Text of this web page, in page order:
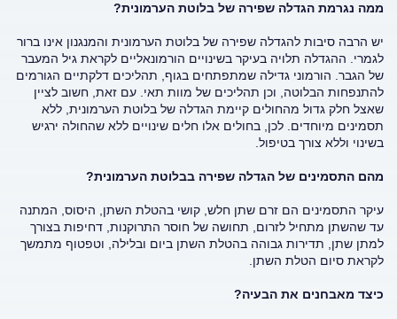
ממה נגרמת הגדלה שפירה של בלוטת הערמונית?
יש הרבה סיבות להגדלה שפירה של בלוטת הערמונית והמנגנון אינו ברור
לגמרי. ההגדלה תלויה בעיקר בשינויים הורמונאליים לקראת גיל המעבר
של הגבר. הורמוני גדילה שמתפתחים בגוף, תהליכים דלקתיים הגורמים
להתנפחות הבלוטה, וכן תהליכים של מוות תאי. עם זאת, חשוב לציין
שאצל חלק גדול מהחולים קיימת הגדלה של בלוטת הערמונית, ללא
תסמינים מיוחדים. לכן, בחולים אלו חלים שינויים ללא שהחולה ירגיש
בשינוי וללא צורך בטיפול.
מהם התסמינים של הגדלה שפירה בבלוטת הערמונית?
עיקר התסמינים הם זרם שתן חלש, קושי בהטלת השתן, היסוס, המתנה
עד שהשתן מתחיל לזרום, תחושה של חוסר התרוקנות, דחיפות בצורך
למתן שתן, תדירות גבוהה בהטלת השתן ביום ובלילה, וטפטוף מתמשך
לקראת סיום הטלת השתן.
כיצד מאבחנים את הבעיה?